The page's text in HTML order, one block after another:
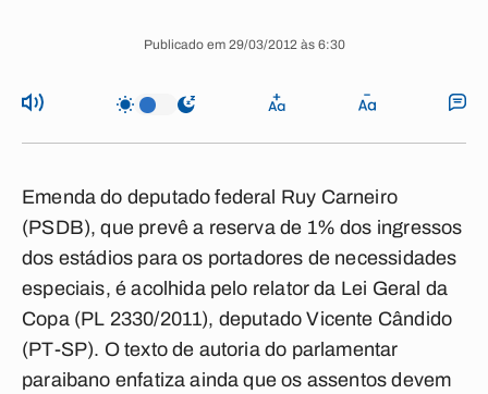
Publicado em 29/03/2012 às 6:30
Emenda do deputado federal Ruy Carneiro
(PSDB), que prevê a reserva de 1% dos ingressos
dos estádios para os portadores de necessidades
especiais, é acolhida pelo relator da Lei Geral da
Copa (PL 2330/2011), deputado Vicente Cândido
(PT-SP). O texto de autoria do parlamentar
paraibano enfatiza ainda que os assentos devem